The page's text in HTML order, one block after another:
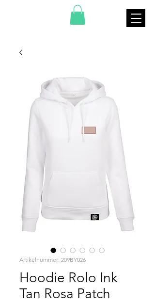
Artikelnummer: 209BY026
Hoodie Rolo Ink
Tan Rosa Patch